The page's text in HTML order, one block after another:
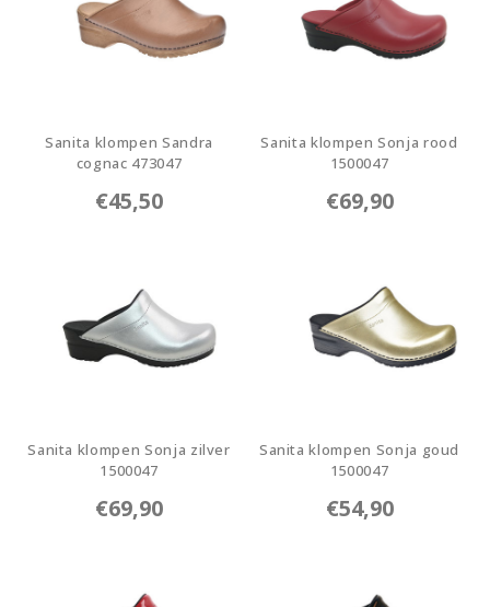
Sanita klompen Sandra
cognac 473047
€45,50
Sanita klompen Sonja rood
1500047
€69,90
Sanita klompen Sonja zilver
1500047
€69,90
Sanita klompen Sonja goud
1500047
€54,90